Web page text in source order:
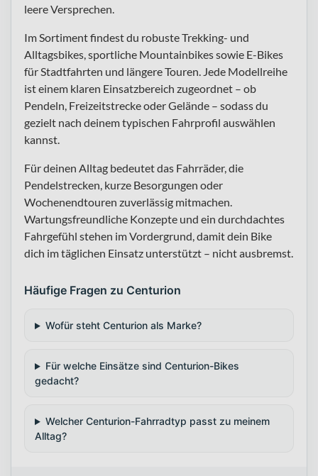
leere Versprechen.
Im Sortiment findest du robuste Trekking- und
Alltagsbikes, sportliche Mountainbikes sowie E-Bikes
für Stadtfahrten und längere Touren. Jede Modellreihe
ist einem klaren Einsatzbereich zugeordnet – ob
Pendeln, Freizeitstrecke oder Gelände – sodass du
gezielt nach deinem typischen Fahrprofil auswählen
kannst.
Für deinen Alltag bedeutet das Fahrräder, die
Pendelstrecken, kurze Besorgungen oder
Wochenendtouren zuverlässig mitmachen.
Wartungsfreundliche Konzepte und ein durchdachtes
Fahrgefühl stehen im Vordergrund, damit dein Bike
dich im täglichen Einsatz unterstützt – nicht ausbremst.
Häufige Fragen zu Centurion
Wofür steht Centurion als Marke?
Für welche Einsätze sind Centurion-Bikes
gedacht?
Welcher Centurion-Fahrradtyp passt zu meinem
Alltag?